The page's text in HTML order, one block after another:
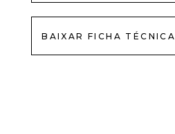
BAIXAR FICHA TÉCNICA